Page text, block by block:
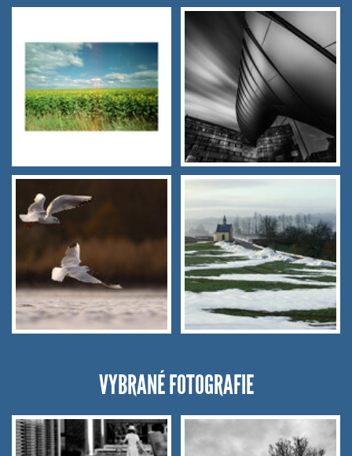
VYBRANÉ FOTOGRAFIE